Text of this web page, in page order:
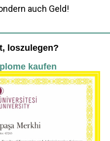
auch Geld!
loszulegen?
kaufen